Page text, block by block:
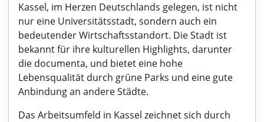
Kassel, im Herzen Deutschlands gelegen, ist nicht
nur eine Universitätsstadt, sondern auch ein
bedeutender Wirtschaftsstandort. Die Stadt ist
bekannt für ihre kulturellen Highlights, darunter
die documenta, und bietet eine hohe
Lebensqualität durch grüne Parks und eine gute
Anbindung an andere Städte.
Das Arbeitsumfeld in Kassel zeichnet sich durch